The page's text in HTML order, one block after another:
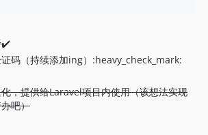
✔️
码（持续添加ing）:heavy_check_mark:
，提供给Laravel项目内使用（该想法实现
吧）